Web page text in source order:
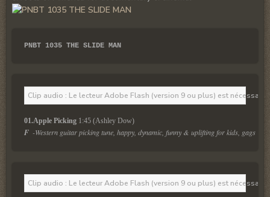
PNBT 1035 THE SLIDE MAN
Clip audio : Le lecteur Adobe Flash (version 9 ou plus) est
01.Apple Picking 1:45 (Ashley Dow)
F -Western guitar picking tune, happy, dynamic, funny & uplifting for kids, gags &
Clip audio : Le lecteur Adobe Flash (version 9 ou plus) est